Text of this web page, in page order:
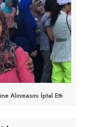
Alınmasını İptal Etti